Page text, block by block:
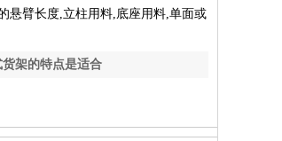
悬臂长度,立柱用料,底座用料,单面或
架的特点是适合